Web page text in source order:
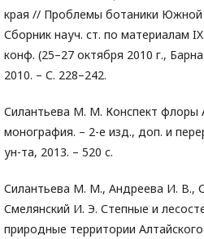
края // Проблемы ботаники Южной
Сборник науч. ст. по материалам
конф. (25–27 октября 2010 г.,
2010. – С. 228–242.
Силантьева М. М. Конспект флоры
монография. – 2-е изд., доп. и
ун-та, 2013. – 520 с.
Силантьева М. М., Андреева И. В.,
Смелянский И. Э. Степные и
природные территории